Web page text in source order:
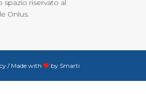
spazio riservato al
Onlus.
/ Made with by Smarti